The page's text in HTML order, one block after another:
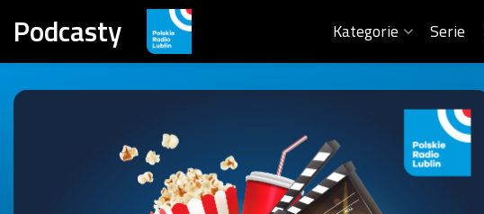
Podcasty Kategorie Serie